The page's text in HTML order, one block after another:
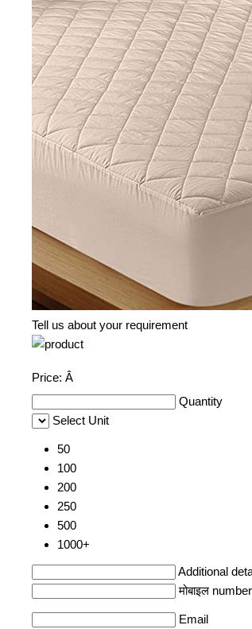
Tell us about your requirement
Price: Â
Quantity
Select Unit
50
100
200
250
500
1000+
Additional
मोबाइल number
Email